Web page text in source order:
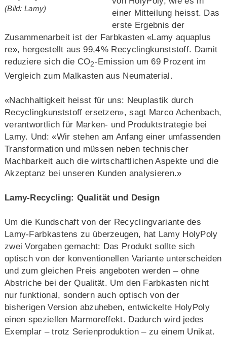
(Bild: Lamy)
einer Mitteilung heisst. Das
erste Ergebnis der
Zusammenarbeit ist der Farbkasten «Lamy aquaplus
re», hergestellt aus 99,4 % Recyclingkunststoff. Damit
reduziere sich die CO2-Emission um 69 Prozent im
Vergleich zum Malkasten aus Neumaterial.
«Nachhaltigkeit heisst für uns: Neuplastik durch
Recyclingkunststoff ersetzen», sagt Marco Achenbach,
verantwortlich für Marken- und Produktstrategie bei
Lamy. Und: «Wir stehen am Anfang einer umfassenden
Transformation und müssen neben technischer
Machbarkeit auch die wirtschaftlichen Aspekte und die
Akzeptanz bei unseren Kunden analysieren.»
Lamy-Recycling: Qualität und Design
Um die Kundschaft von der Recyclingvariante des
Lamy-Farbkastens zu überzeugen, hat Lamy HolyPoly
zwei Vorgaben gemacht: Das Produkt sollte sich
optisch von der konventionellen Variante unterscheiden
und zum gleichen Preis angeboten werden – ohne
Abstriche bei der Qualität. Um den Farbkasten nicht
nur funktional, sondern auch optisch von der
bisherigen Version abzuheben, entwickelte HolyPoly
einen speziellen Marmoreffekt. Dadurch wird jedes
Exemplar – trotz Serienproduktion – zu einem Unikat.